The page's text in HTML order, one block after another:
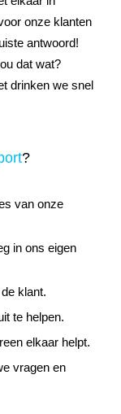
onze klanten
antwoord!
dat wat?
drinken we snel
?
van onze
in ons eigen
klant.
te helpen.
elkaar helpt.
vragen en